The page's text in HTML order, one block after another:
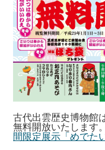
古代出雲歴史博物館
無料開放いたします
間限定展示「めでた